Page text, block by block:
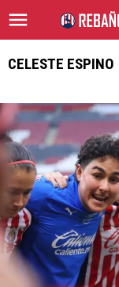
CELESTE ESPINO